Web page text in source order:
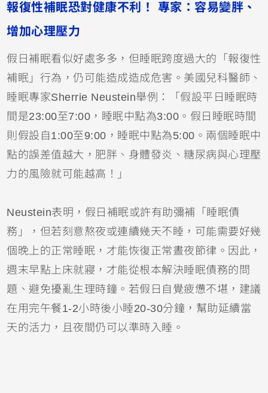
報復性補眠恐對健康不利！ 專家：容易變胖、
增加心理壓力
假日補眠看似好處多多，但睡眠跨度過大的「報復性
補眠」行為，仍可能造成造成危害。美國兒科醫師、
睡眠專家Sherrie Neustein舉例：「假設平日睡眠時
間是23:00至7:00，睡眠中點為3:00。假日睡眠時間
則假設自1:00至9:00，睡眠中點為5:00。兩個睡眠中
點的誤差值越大，肥胖、身體發炎、糖尿病與心理壓
力的風險就可能越高！」
Neustein表明，假日補眠或許有助彌補「睡眠債
務」，但若刻意熬夜或連續幾天不睡，可能需要好幾
個晚上的正常睡眠，才能恢復正常晝夜節律。因此，
週末早點上床就寢，才能從根本解決睡眠債務的問
題、避免擾亂生理時鐘。若假日自覺疲憊不堪，建議
在用完午餐1-2小時後小睡20-30分鐘，幫助延續當
天的活力，且夜間仍可以準時入睡。